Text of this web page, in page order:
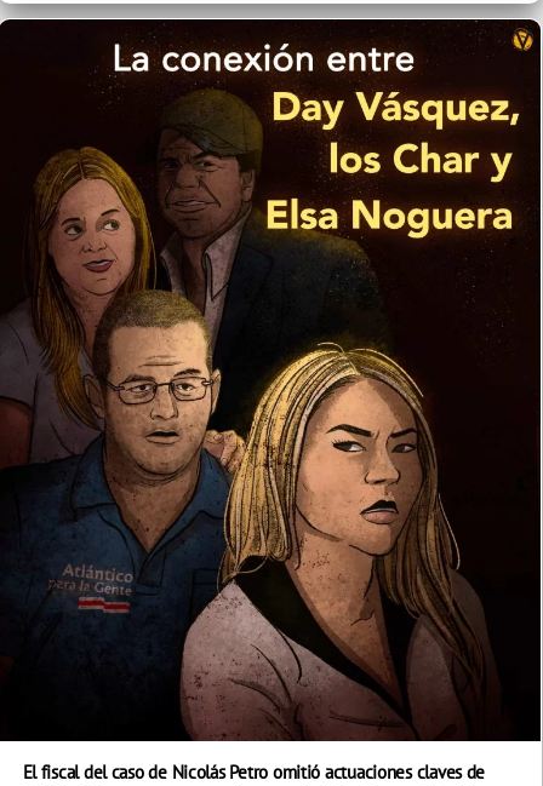
El fiscal del caso de Nicolás Petro omitió actuaciones claves de